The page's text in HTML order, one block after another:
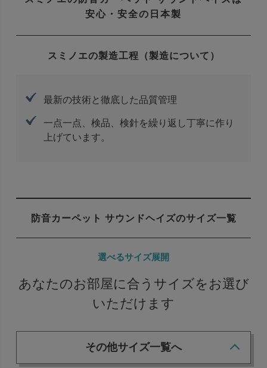
安心・安全の日本製
スミノエの製造工程（製造について）
最新の技術と徹底した品質管理
一点一点、検品、検針を繰り返し丁寧に作り
上げています。
防音カーペット サウンドヘイズのサイズ一覧
選べるサイズ展開
あなたのお部屋に合うサイズをお選び
いただけます
その他サイズ一覧へ